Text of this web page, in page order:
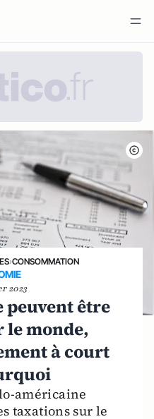
›CONSOMMATION
2023
peuvent être
le monde,
à court
américaine
taxations sur le